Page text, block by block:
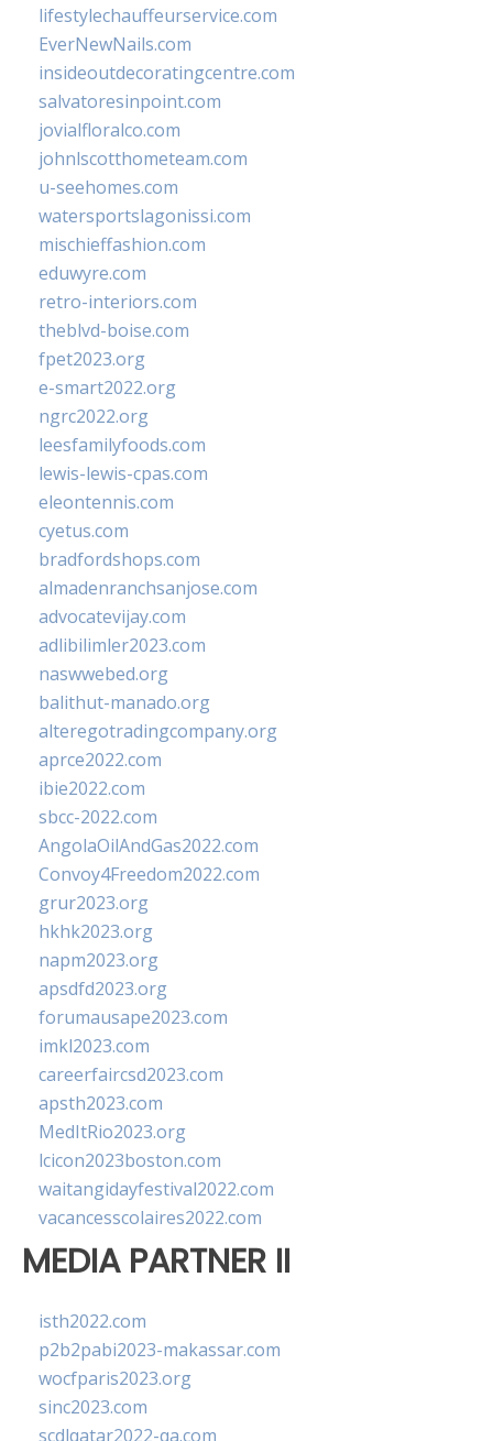
lifestylechauffeurservice.com
EverNewNails.com
insideoutdecoratingcentre.com
salvatoresinpoint.com
jovialfloralco.com
johnlscotthometeam.com
u-seehomes.com
watersportslagonissi.com
mischieffashion.com
eduwyre.com
retro-interiors.com
theblvd-boise.com
fpet2023.org
e-smart2022.org
ngrc2022.org
leesfamilyfoods.com
lewis-lewis-cpas.com
eleontennis.com
cyetus.com
bradfordshops.com
almadenranchsanjose.com
advocatevijay.com
adlibilimler2023.com
naswwebed.org
balithut-manado.org
alteregotradingcompany.org
aprce2022.com
ibie2022.com
sbcc-2022.com
AngolaOilAndGas2022.com
Convoy4Freedom2022.com
grur2023.org
hkhk2023.org
napm2023.org
apsdfd2023.org
forumausape2023.com
imkl2023.com
careerfaircsd2023.com
apsth2023.com
MedItRio2023.org
lcicon2023boston.com
waitangidayfestival2022.com
vacancesscolaires2022.com
MEDIA PARTNER II
isth2022.com
p2b2pabi2023-makassar.com
wocfparis2023.org
sinc2023.com
scdlqatar2022-qa.com